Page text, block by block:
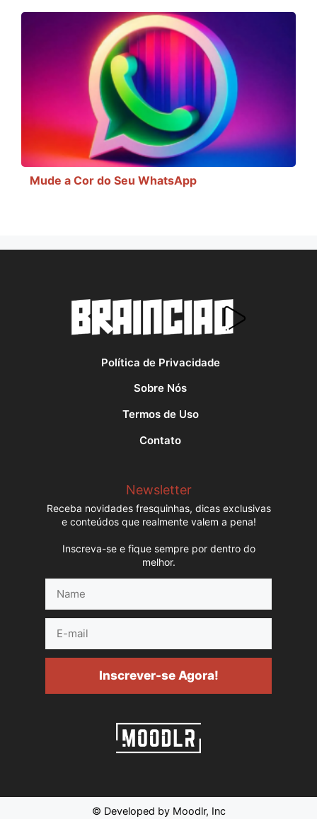
Mude a Cor do Seu WhatsApp
Política de Privacidade
Sobre Nós
Termos de Uso
Contato
Newsletter
Receba novidades fresquinhas, dicas exclusivas
e conteúdos que realmente valem a pena!
Inscreva-se e fique sempre por dentro do
melhor.
mail
Inscrever-se Agora!